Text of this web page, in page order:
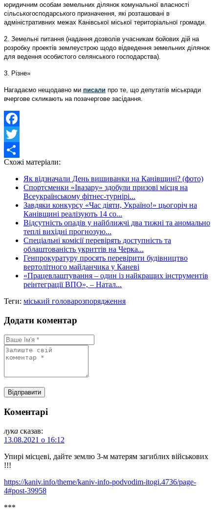
юридичним особам земельних ділянок комунальної власності
сільськогосподарського призначення, які розташовані в
адміністративних межах Канівської міської територіальної громади.
2. Земельні питання (надання дозволів учасникам бойових дій на
розробку проектів землеустрою щодо відведення земельних ділянок
для ведення особистого селянського господарства).
3. Різне»
Нагадаємо нещодавно ми писали про те, що депутатів міськради
вчергове скликають на позачергове засідання.
Facebook
Twitter
Share
Схожі матеріали:
Як відзначали День вишиванки на Канівщині? (фото)
Спортсменки «Івазару» здобули призові місця на
Всеукраїнському фітнес-турнірі...
Завдяки конкурсу «Час діяти, Україно!» цьогоріч на
Канівщині реалізують 14 со...
Відсутність опадів у найближчі два тижні та аномально
теплі вихідні прогнозую...
Спеціальні комісії перевірять доступність та
облаштованість укриттів на Черка...
Генпрокуратуру просять перевірити будівництво
вертолітного майданчика у Каневі
«Працевлаштування – один із найкращих інструментів
реінтеграції ВПО», – Натал...
Теги: міський головарозпорядження
Додати коментар
Коментарі
лука сказав:
13.08.2021 о 16:12
Упирі місцеві, дайте землю 3-м матерям загиблих військових
!!!
https://kaniv.info/theme/kaniv-info-podvodim-itogi.4736/page-
4#post-39958
***